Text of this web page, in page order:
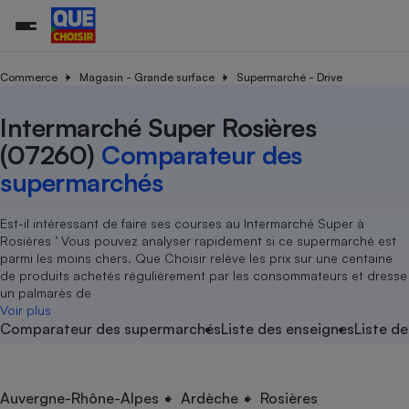
Commerce Magasin - Grande surface Supermarché - Drive
Intermarché Super Rosières
(07260) Comparateur des
supermarchés
Est-il intéressant de faire ses courses au Intermarché Super à
Rosières ’ Vous pouvez analyser rapidement si ce supermarché est
parmi les moins chers. Que Choisir relève les prix sur une centaine
de produits achetés régulièrement par les consommateurs et dresse
un palmarès de
Voir plus
Comparateur des supermarchésListe des enseignesListe
Auvergne-Rhône-Alpes Ardèche Rosières
Agriculture
Produit alimentaire
Achat - Vente - Location
Carburant
Magasin - Grande surface
Marketing - Fidélisation
Organismes de défense
Système judiciaire
Air
Eau
Achat - Vente - Travaux
Location
Sport
Vacances - Tourisme
électrique
Démarche administrative
Senior
Service marchand
Train
Transport aérien
Toutes les actualités
Enquêtes
Guides d'achat
Conseils
Brèves
Tous les services
Soumettre un litige
Lettres types
Rencontrer une association locale
Tous nos combats
Nos actions
Nos grandes victoires
Les billets de la présidente
Nos associations locales
Nous rejoindre
En savoir plus sur Que Choisir Ensemble
nous ?
L’association
Nos missions
Notre méthodologie
Notre financement
Nos partenaires
Nous rejoindre